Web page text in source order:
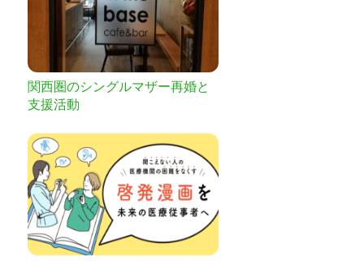
関西圏のシングルマザー再婚と
支援活動